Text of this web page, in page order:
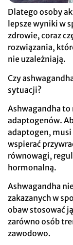
Dlatego osoby
lepsze wyniki w
zdrowie, coraz
rozwiązania,
nie uzależniają.
Czy
sytuacji?
Ashwagandha to
adaptogenów.
adaptogen, musi
wspierać
równowagi,
hormonalną.
Ashwagandha
zakazanych w
obaw stosować
zarówno osób
zawodowo.